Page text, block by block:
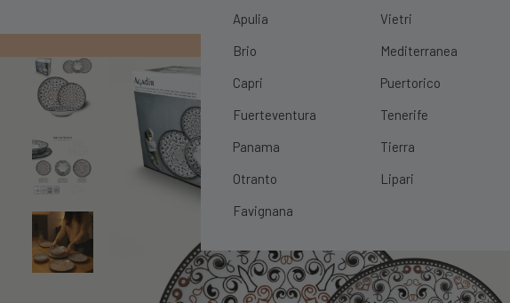
Apulia
Brio
Capri
Fuerteventura
Panama
Otranto
Favignana
Vietri
Mediterranea
Puertorico
Tenerife
Tierra
Lipari
PRIMO ORDINE?10% DI SCONTO